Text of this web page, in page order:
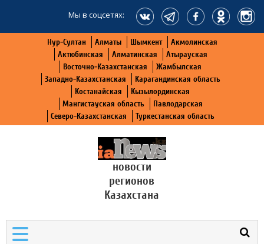
Мы в соцсетях:
Нур-Султан Алматы Шымкент
Акмолинская
Актюбинская
Алматинская
Атырауская
Восточно-Казахстанская
Жамбылская
Западно-Казахстанская
Карагандинская область
Костанайская
Кызылординская
Мангистауская область
Павлодарская
Северо-Казахстанская
Туркестанская область
новости
регионов
Казахстана